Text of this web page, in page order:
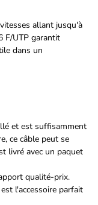
allant jusqu'à
F/UTP garantit
dans un
et est suffisamment
ce câble peut se
livré avec un paquet
qualité-prix.
l'accessoire parfait